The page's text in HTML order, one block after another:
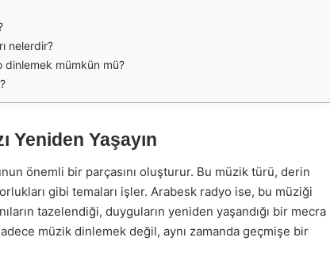
nelerdir?
mümkün mü?
Yeniden Yaşayın
önemli bir parçasını oluşturur. Bu müzik türü, derin
gibi temaları işler. Arabesk radyo ise, bu müziği
tazelendiği, duyguların yeniden yaşandığı bir mecra
müzik dinlemek değil, aynı zamanda geçmişe bir